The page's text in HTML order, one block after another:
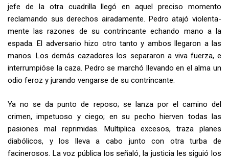
jefe de la otra cuadrilla llegó en aquel preciso momento
reclamando sus derechos airadamente. Pedro atajó violenta­
mente las razones de su contrincante echando mano a la
espada. El adver­sario hizo otro tanto y ambos llegaron a las
manos. Los demás cazadores los separaron a viva fuerza, e
interrumpióse la caza. Pedro se marchó lle­vando en el alma un
odio feroz y jurando vengarse de su contrincante.
Ya no se da punto de reposo; se lanza por el camino del
crimen, impetuoso y ciego; en su pecho hierven todas las
pasiones mal repri­midas. Multiplica excesos, traza planes
diabólicos, y los lleva a cabo junto con otra turba de
facinerosos. La voz pública los señaló, la justicia les siguió los